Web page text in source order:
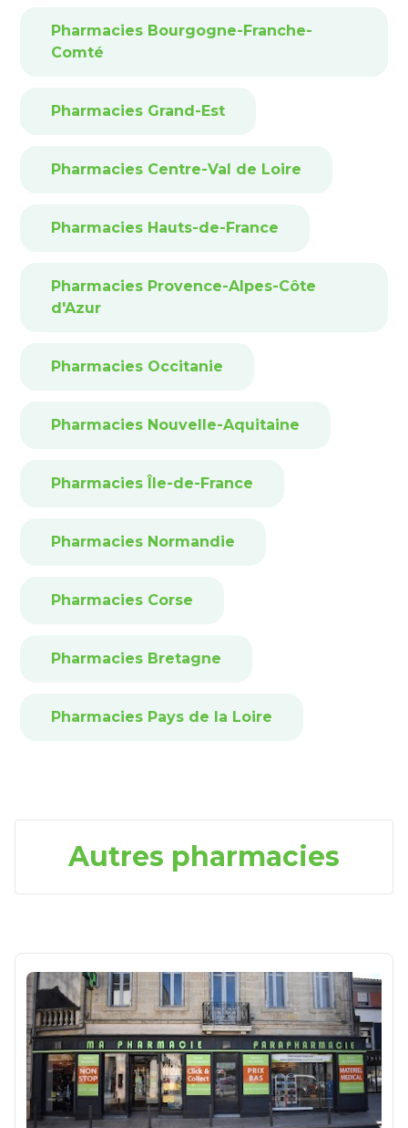
Pharmacies Bourgogne-Franche-
Comté
Pharmacies Grand-Est
Pharmacies Centre-Val de Loire
Pharmacies Hauts-de-France
Pharmacies Provence-Alpes-Côte
d'Azur
Pharmacies Occitanie
Pharmacies Nouvelle-Aquitaine
Pharmacies Île-de-France
Pharmacies Normandie
Pharmacies Corse
Pharmacies Bretagne
Pharmacies Pays de la Loire
Autres pharmacies